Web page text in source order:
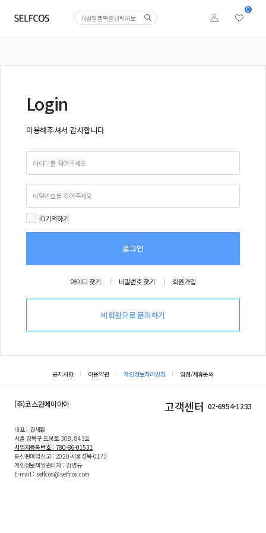
0
Login
이용해주셔서 감사합니다
ID기억하기
로그인
아이디 찾기 비밀번호 찾기 회원가입
비회원으로 문의하기
공지사항 이용약관 개인정보처리방침 입점/제휴문의
(주)코스원에이아이
대표 : 권세환
서울 강북구 도봉로 308, 843호
사업자등록번호 : 780-86-01531
통신판매업신고 : 2020-서울성북-0173
개인정보책임관리자 : 김영규
E-mail : selfcos@selfcos.com
고객센터 02-6954-1233